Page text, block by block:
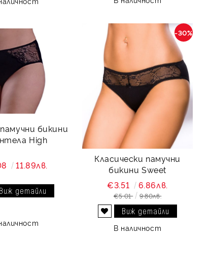
бикини
High
11.89лв.
Виж детайли
Класически памучни
бикини Sweet
-30%
€3.51 6.86лв.
€5.01 9.80лв.
Виж детайли
В наличност